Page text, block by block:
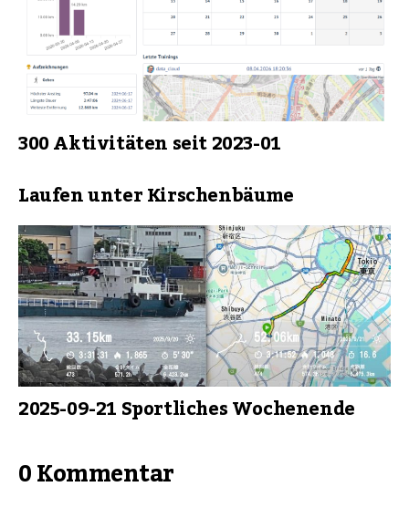
300 Aktivitäten seit 2023-01
Laufen unter Kirschenbäume
2025-09-21 Sportliches Wochenende
0 Kommentar